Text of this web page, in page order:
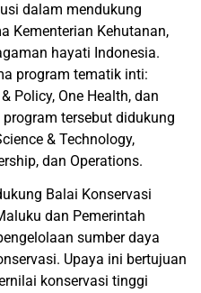
dalam mendukung
Kementerian Kehutanan,
hayati Indonesia.
program tematik inti:
Policy, One Health, dan
tersebut didukung
& Technology,
dan Operations.
Balai Konservasi
dan Pemerintah
sumber daya
Upaya ini bertujuan
konservasi tinggi